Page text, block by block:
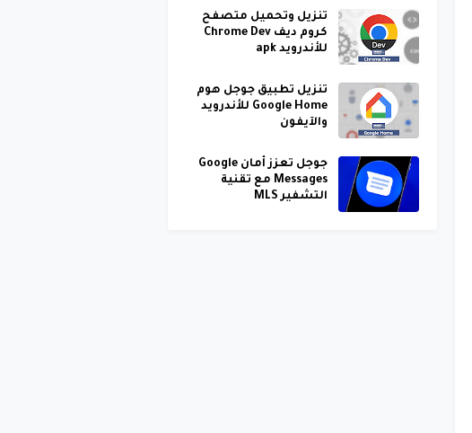
تنزيل وتحميل متصفح
كروم ديف Chrome Dev
للأندرويد apk
تنزيل تطبيق جوجل هوم
Google Home للأندرويد
والآيفون
جوجل تعزز أمان Google
Messages مع تقنية
التشفير MLS